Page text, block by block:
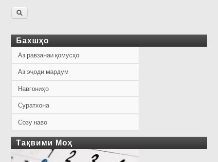
Бахшҳо
Аз равзанаи қомусҳо
Аз эҷоди мардум
Навгониҳо
Суратхона
Созу наво
Тақвими Моҳ